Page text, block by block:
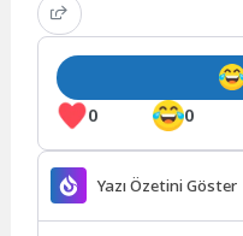
0 0
Yazı Özetini Göster